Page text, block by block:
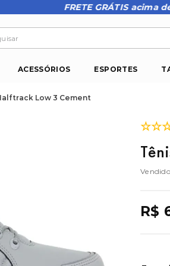
FRETE GRÁTIS acima
ACESSÓRIOS ESPORTES
Low 3 Cement
☆☆
R$